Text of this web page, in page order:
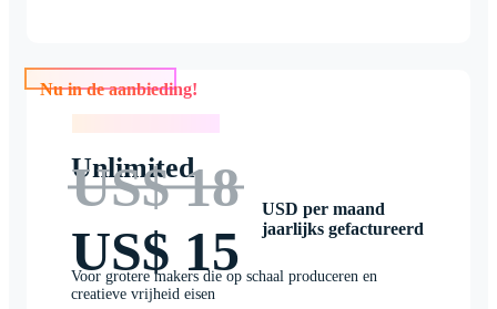
Nu in de aanbieding!
Unlimited
US$ 18
US$ 15
USD per maand
jaarlijks gefactureerd
Voor grotere makers die op schaal produceren en
creatieve vrijheid eisen